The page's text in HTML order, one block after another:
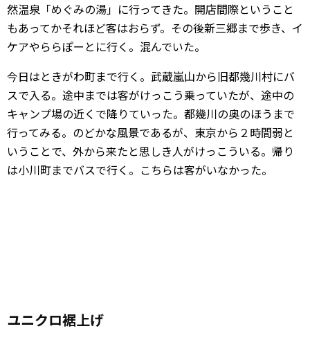
然温泉「めぐみの湯」に行ってきた。開店間際ということ
もあってかそれほど客はおらず。その後新三郷まで歩き、イ
ケアやららぽーとに行く。混んでいた。
今日はときがわ町まで行く。武蔵嵐山から旧都幾川村にバ
スで入る。途中までは客がけっこう乗っていたが、途中の
キャンプ場の近くで降りていった。都幾川の奥のほうまで
行ってみる。のどかな風景であるが、東京から２時間弱と
いうことで、外から来たと思しき人がけっこういる。帰り
は小川町までバスで行く。こちらは客がいなかった。
ユニクロ裾上げ